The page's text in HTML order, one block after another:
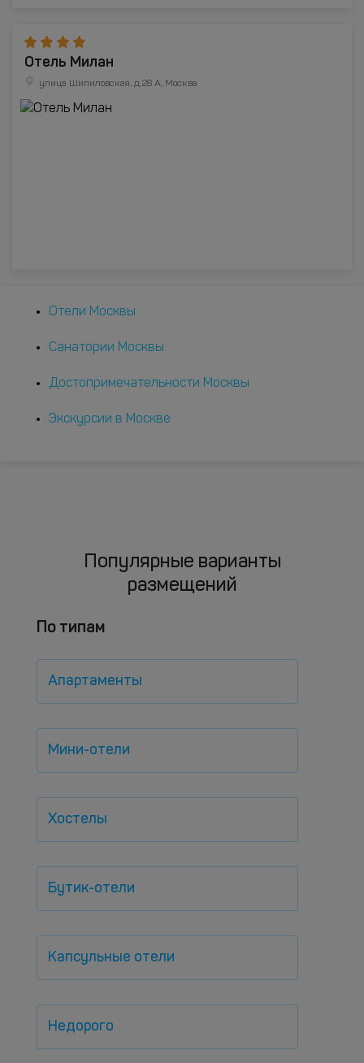
Отель Милан
улица Шипиловская, д.28 А, Москва
Отели Москвы
Санатории Москвы
Достопримечательности Москвы
Экскурсии в Москве
Популярные варианты
размещений
По типам
Апартаменты
Мини-отели
Хостелы
Бутик-отели
Капсульные отели
Недорого